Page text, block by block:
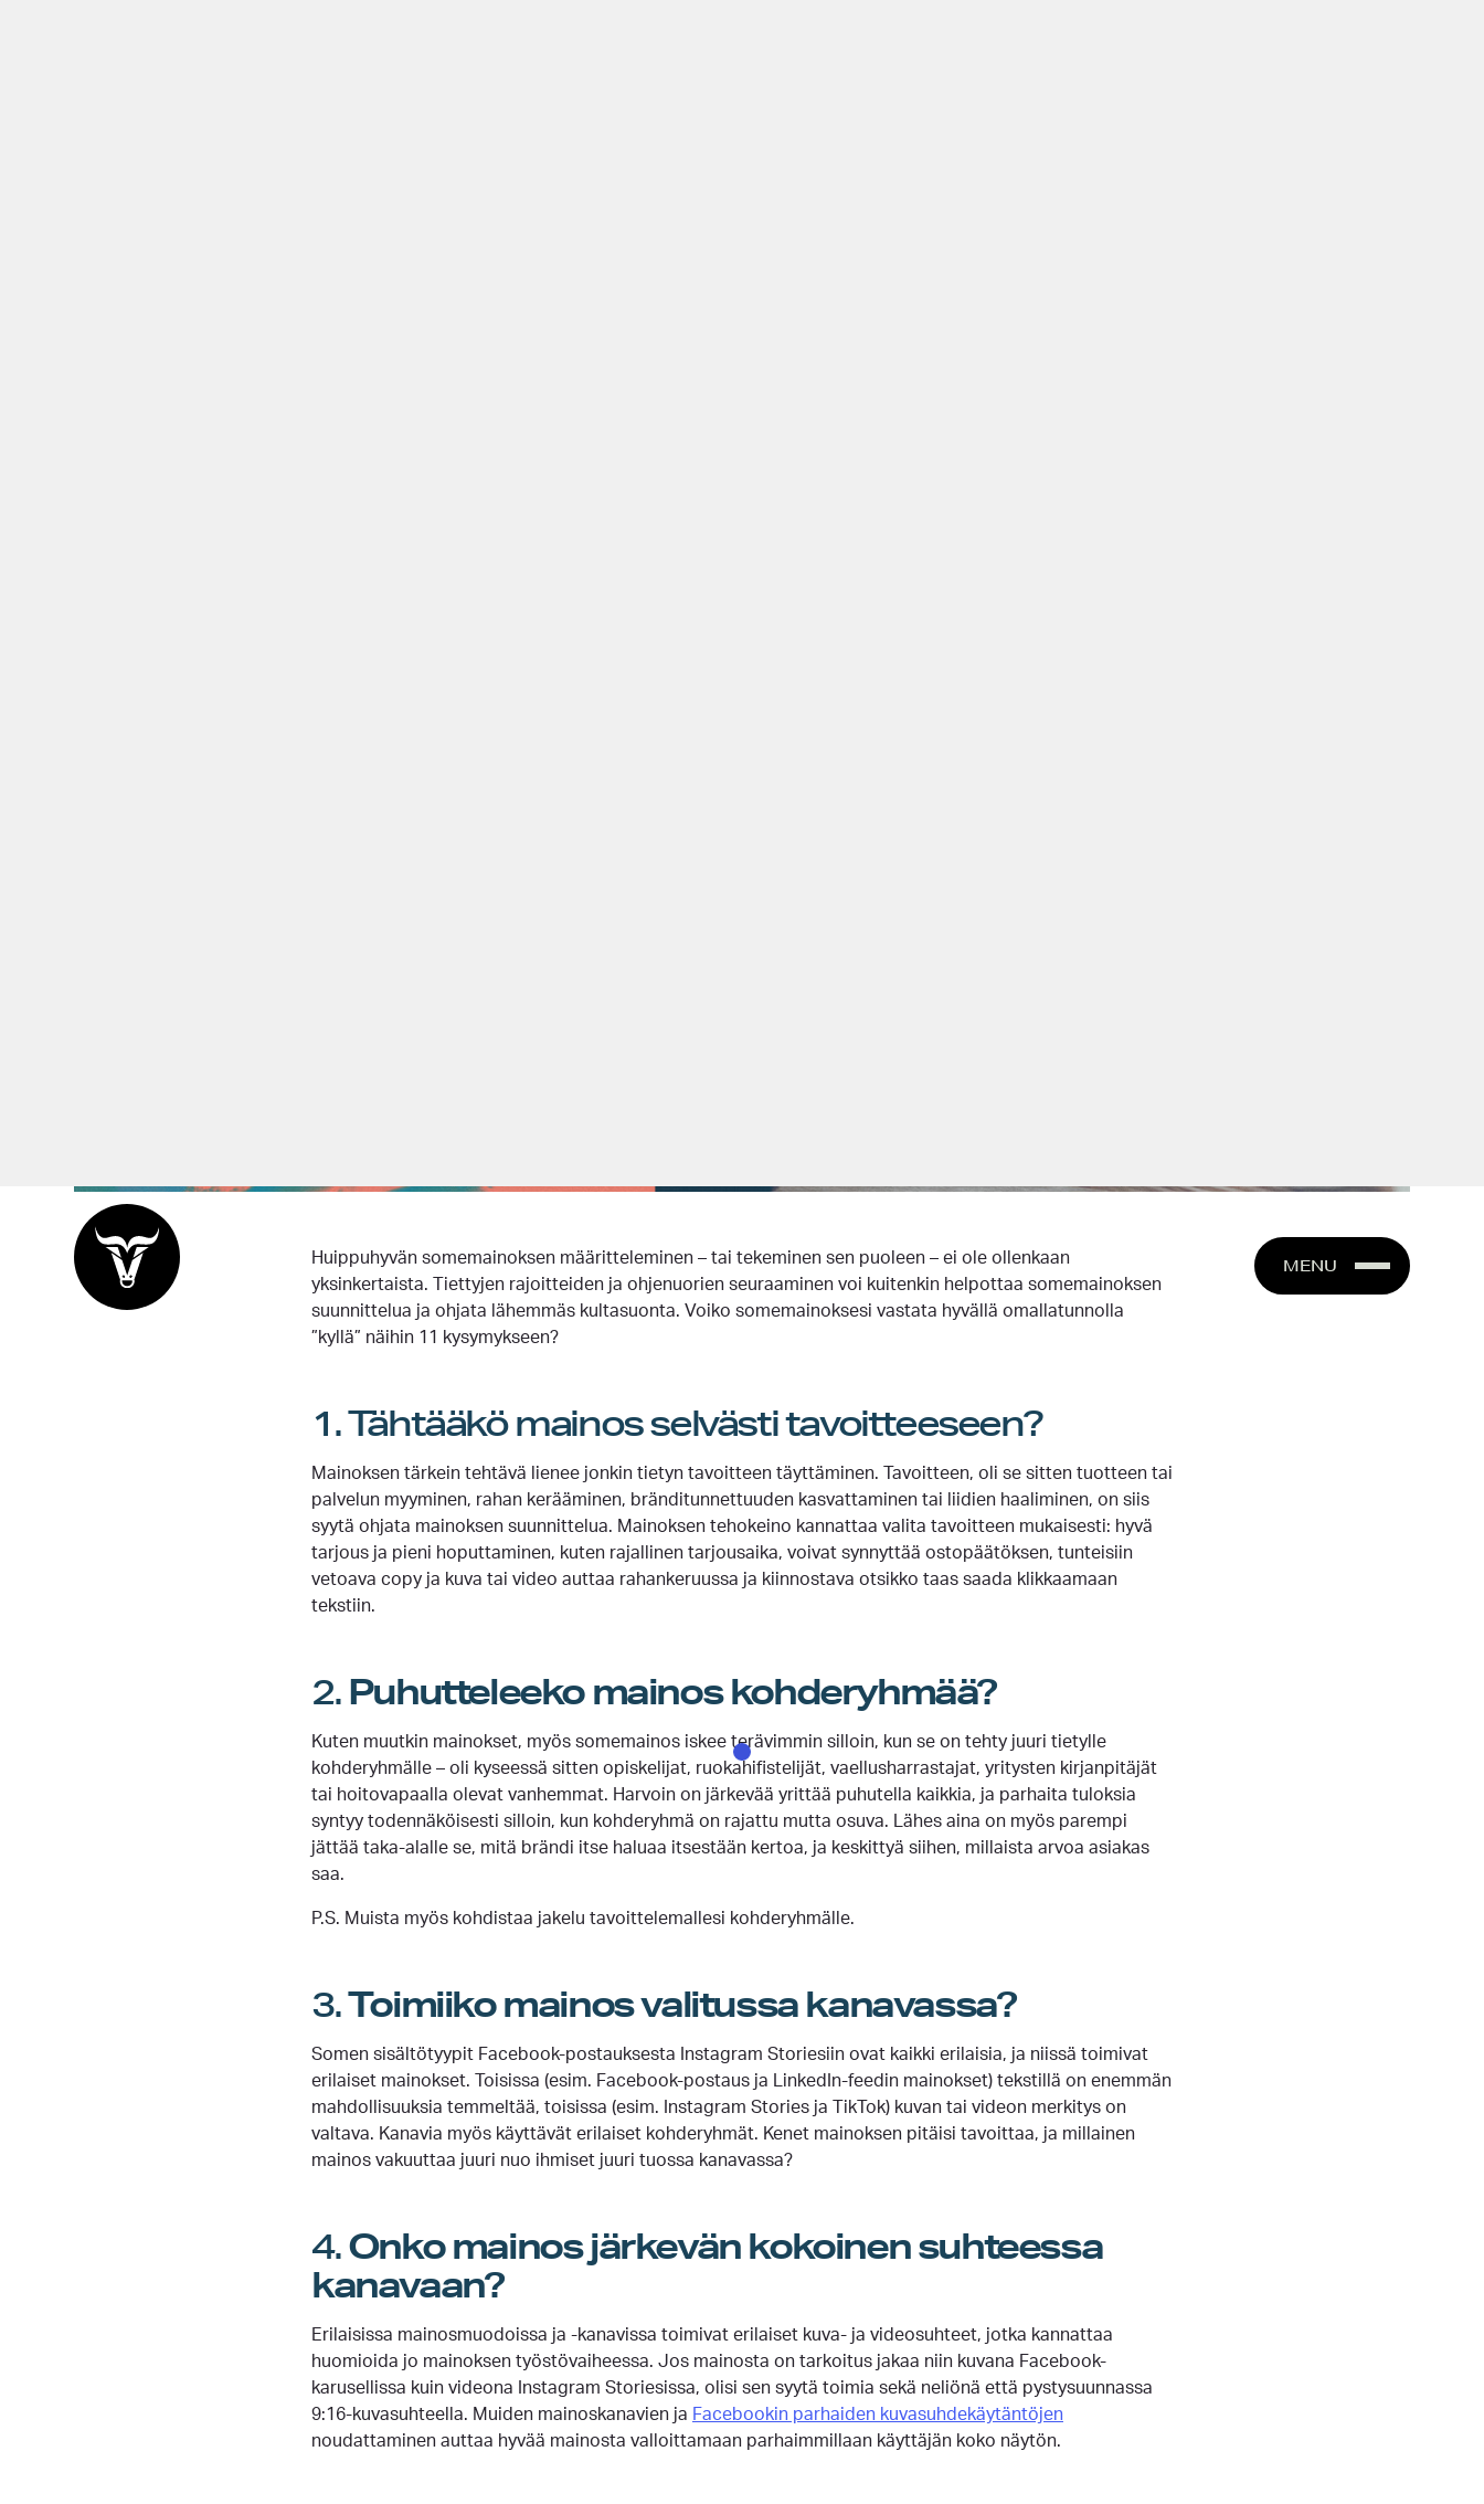
Huippuhyvän somemainoksen määritteleminen – tai tekeminen sen puoleen – ei ole ollenkaan
yksinkertaista. Tiettyjen rajoitteiden ja ohjenuorien seuraaminen voi kuitenkin helpottaa somemainoksen
suunnittelua ja ohjata lähemmäs kultasuonta. Voiko somemainoksesi vastata hyvällä omallatunnolla
”kyllä” näihin 11 kysymykseen?
1. Tähtääkö mainos selvästi tavoitteeseen?
Mainoksen tärkein tehtävä lienee jonkin tietyn tavoitteen täyttäminen. Tavoitteen, oli se sitten tuotteen tai
palvelun myyminen, rahan kerääminen, bränditunnettuuden kasvattaminen tai liidien haaliminen, on siis
syytä ohjata mainoksen suunnittelua. Mainoksen tehokeino kannattaa valita tavoitteen mukaisesti: hyvä
tarjous ja pieni hoputtaminen, kuten rajallinen tarjousaika, voivat synnyttää ostopäätöksen, tunteisiin
vetoava copy ja kuva tai video auttaa rahankeruussa ja kiinnostava otsikko taas saada klikkaamaan
tekstiin.
2. Puhutteleeko mainos kohderyhmää?
Kuten muutkin mainokset, myös somemainos iskee terävimmin silloin, kun se on tehty juuri tietylle
kohderyhmälle – oli kyseessä sitten opiskelijat, ruokahifistelijät, vaellusharrastajat, yritysten kirjanpitäjät
tai hoitovapaalla olevat vanhemmat. Harvoin on järkevää yrittää puhutella kaikkia, ja parhaita tuloksia
syntyy todennäköisesti silloin, kun kohderyhmä on rajattu mutta osuva. Lähes aina on myös parempi
jättää taka-alalle se, mitä brändi itse haluaa itsestään kertoa, ja keskittyä siihen, millaista arvoa asiakas
saa.
P.S. Muista myös kohdistaa jakelu tavoittelemallesi kohderyhmälle.
3.Toimiiko mainos valitussa kanavassa?
Somen sisältötyypit Facebook-postauksesta Instagram Storiesiin ovat kaikki erilaisia, ja niissä toimivat
erilaiset mainokset. Toisissa (esim. Facebook-postaus ja LinkedIn-feedin mainokset) tekstillä on enemmän
mahdollisuuksia temmeltää, toisissa (esim. Instagram Stories ja TikTok) kuvan tai videon merkitys on
valtava. Kanavia myös käyttävät erilaiset kohderyhmät. Kenet mainoksen pitäisi tavoittaa, ja millainen
mainos vakuuttaa juuri nuo ihmiset juuri tuossa kanavassa?
4.Onko mainos järkevän kokoinen suhteessa
kanavaan?
Erilaisissa mainosmuodoissa ja -kanavissa toimivat erilaiset kuva- ja videosuhteet, jotka kannattaa
huomioida jo mainoksen työstövaiheessa. Jos mainosta on tarkoitus jakaa niin kuvana Facebook-
karusellissa kuin videona Instagram Storiesissa, olisi sen syytä toimia sekä neliönä että pystysuunnassa
9:16-kuvasuhteella. Muiden mainoskanavien ja Facebookin parhaiden kuvasuhdekäytäntöjen
noudattaminen auttaa hyvää mainosta valloittamaan parhaimmillaan käyttäjän koko näytön.